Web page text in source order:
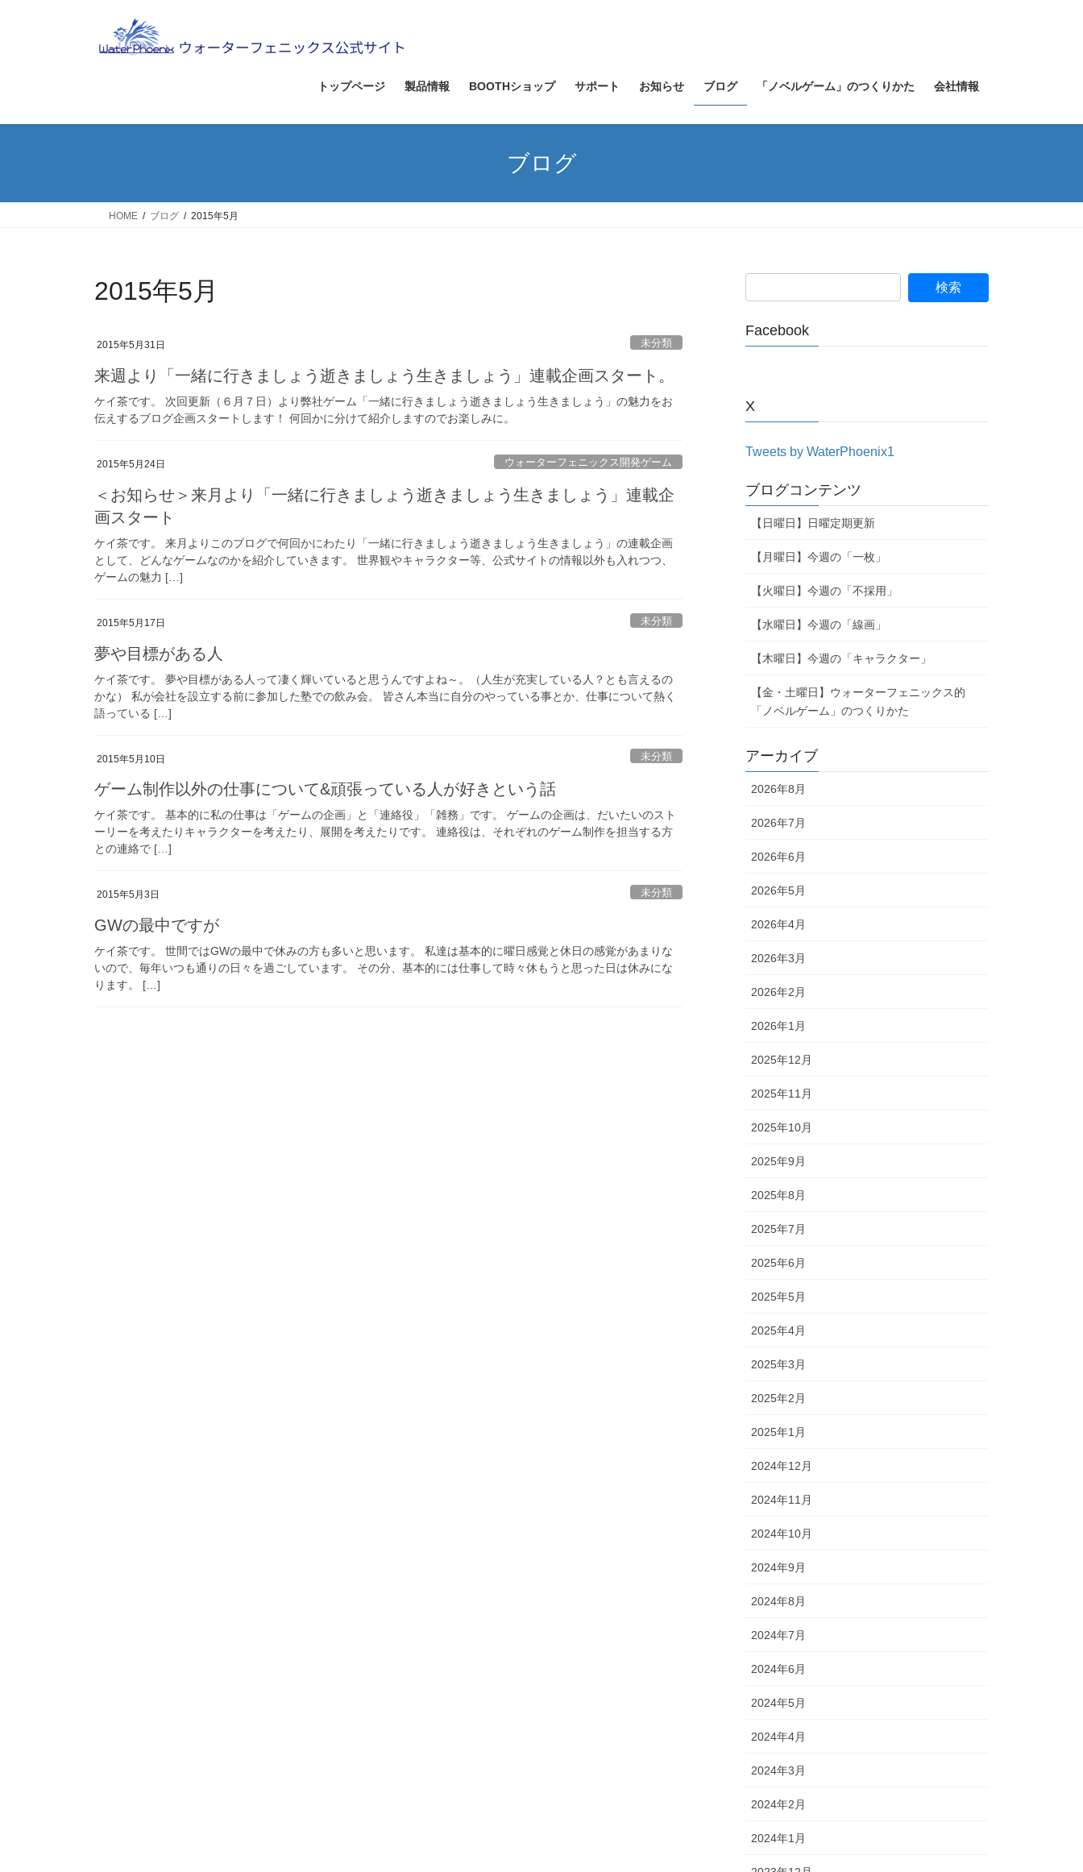
ス
ン
トップページ 製品情報 BOOTHショップ サポート お知らせ ブログ 「ノベルゲーム」のつくりかた 会社情報
ブログ
HOME ブログ 2015年5月
2015年5月
2015年5月31日 未分類
来週より「一緒に行きましょう逝きましょう生きましょう」連載企画スタート。
ケイ茶です。 次回更新（６月７日）より弊社ゲーム「一緒に行きましょう逝きましょう生きましょう」の魅力をお
伝えするブログ企画スタートします！ 何回かに分けて紹介しますのでお楽しみに。
2015年5月24日 ウォーターフェニックス開発ゲーム
＜お知らせ＞来月より「一緒に行きましょう逝きましょう生きましょう」連載企
画スタート
ケイ茶です。 来月よりこのブログで何回かにわたり「一緒に行きましょう逝きましょう生きましょう」の連載企画
として、どんなゲームなのかを紹介していきます。 世界観やキャラクター等、公式サイトの情報以外も入れつつ、
ゲームの魅力 […]
2015年5月17日 未分類
夢や目標がある人
ケイ茶です。 夢や目標がある人って凄く輝いていると思うんですよね～。（人生が充実している人？とも言えるの
かな） 私が会社を設立する前に参加した塾での飲み会。 皆さん本当に自分のやっている事とか、仕事について熱く
語っている […]
2015年5月10日 未分類
ゲーム制作以外の仕事について&頑張っている人が好きという話
ケイ茶です。 基本的に私の仕事は「ゲームの企画」と「連絡役」「雑務」です。 ゲームの企画は、だいたいのスト
ーリーを考えたりキャラクターを考えたり、展開を考えたりです。 連絡役は、それぞれのゲーム制作を担当する方
との連絡で […]
2015年5月3日 未分類
GWの最中ですが
ケイ茶です。 世間ではGWの最中で休みの方も多いと思います。 私達は基本的に曜日感覚と休日の感覚があまりな
いので、毎年いつも通りの日々を過ごしています。 その分、基本的には仕事して時々休もうと思った日は休みにな
ります。 […]
Facebook
X
Tweets by WaterPhoenix1
ブログコンテンツ
【日曜日】日曜定期更新
【月曜日】今週の「一枚」
【火曜日】今週の「不採用」
【水曜日】今週の「線画」
【木曜日】今週の「キャラクター」
【金・土曜日】ウォーターフェニックス的
「ノベルゲーム」のつくりかた
アーカイブ
2026年8月
2026年7月
2026年6月
2026年5月
2026年4月
2026年3月
2026年2月
2026年1月
2025年12月
2025年11月
2025年10月
2025年9月
2025年8月
2025年7月
2025年6月
2025年5月
2025年4月
2025年3月
2025年2月
2025年1月
2024年12月
2024年11月
2024年10月
2024年9月
2024年8月
2024年7月
2024年6月
2024年5月
2024年4月
2024年3月
2024年2月
2024年1月